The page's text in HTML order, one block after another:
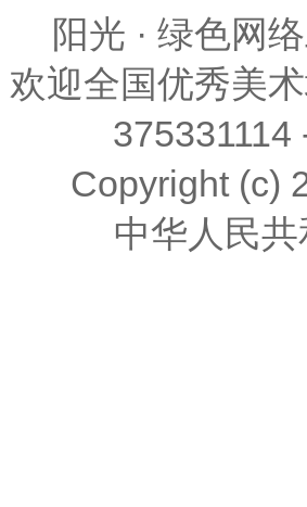
阳光 · 绿色网
欢迎全国优秀美
Copyright (c)
中华人民